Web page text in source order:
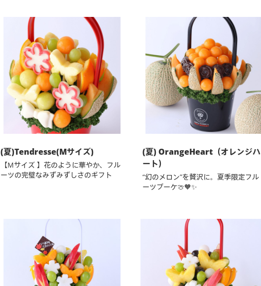
(夏)Tendresse(Mサイズ)
【Mサイズ 】花のように華やか、フル
ーツの完璧なみずみずしさのギフト
(夏) OrangeHeart（オレンジハ
ート）
“幻のメロン”を贅沢に。夏季限定フル
ーツブーケ🍈🧡✨